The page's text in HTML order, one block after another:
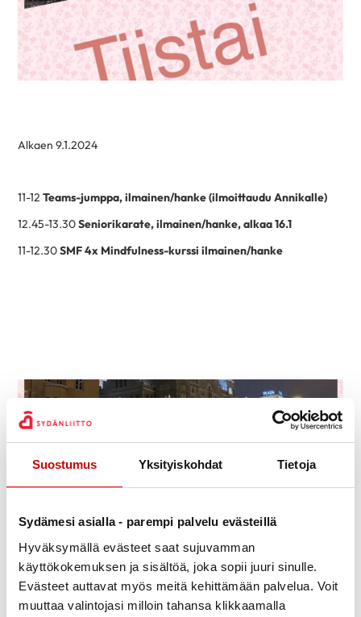
Suostumus Yksityiskohdat Tietoja
Sydämesi asialla - parempi palvelu evästeillä
Hyväksymällä evästeet saat sujuvamman
käyttökokemuksen ja sisältöä, joka sopii juuri sinulle.
Evästeet auttavat myös meitä kehittämään palvelua. Voit
muuttaa valintojasi milloin tahansa klikkaamalla
Alkaen 9.1.2024
11-12Teams-jumppa, ilmainen/hanke (ilmoittaudu Annikalle)
12.45-13.30Seniorikarate, ilmainen/hanke, alkaa 16.1
11-12.30SMF 4x Mindfulness-kurssi ilmainen/hanke